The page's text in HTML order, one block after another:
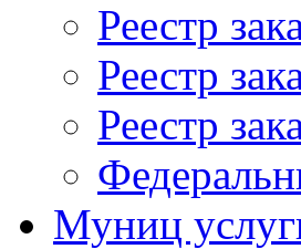
Реестр
Реестр
Реестр
Муниц